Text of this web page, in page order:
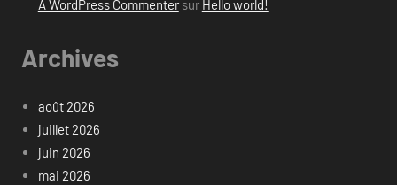
A WordPress Commentersur Hello world!
Archives
août 2026
juillet 2026
juin 2026
mai 2026